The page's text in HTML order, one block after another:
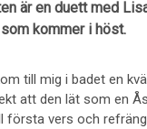
är en duett med
kommer i höst.
till mig i badet en
att den lät som en
första vers och